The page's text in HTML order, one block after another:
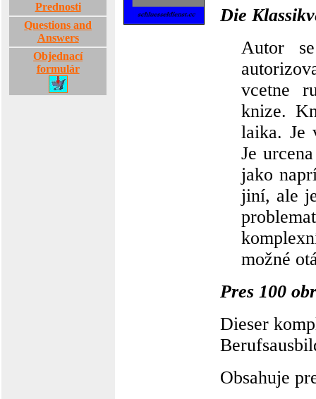
Prednosti
Questions and
Answers
Objednací
formulár
Die
Autor
vcetne
knize.
laika. Je
Je
jako
jiní, ale
možné
Pres 100
Dieser
Obsahuje